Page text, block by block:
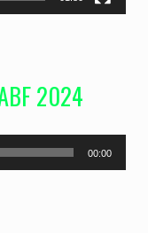
2024
00:00